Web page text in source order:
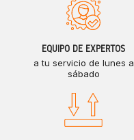
EQUIPO DE EXPERTOS
a tu servicio de lunes a
sábado